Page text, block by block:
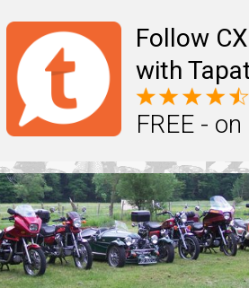
Follow
with
FREE -